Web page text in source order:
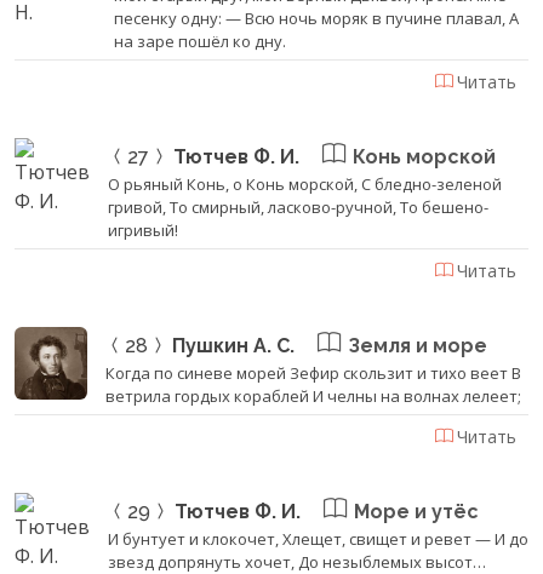
песенку одну: — Всю ночь моряк в пучине плавал, А
на заре пошёл ко дну.
Читать
27 Тютчев Ф. И. Конь морской
О рьяный Конь, о Конь морской, С бледно-зеленой
гривой, То смирный, ласково-ручной, То бешено-
игривый!
Читать
28 Пушкин А. С. Земля и море
Когда по синеве морей Зефир скользит и тихо веет В
ветрила гордых кораблей И челны на волнах лелеет;
Читать
29 Тютчев Ф. И. Море и утёс
И бунтует и клокочет, Хлещет, свищет и ревет — И до
звезд допрянуть хочет, До незыблемых высот…